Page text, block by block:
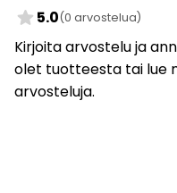
star 5.0(0 arvostelua)
Kirjoita arvostelu ja
olet tuotteesta tai lue
arvosteluja.